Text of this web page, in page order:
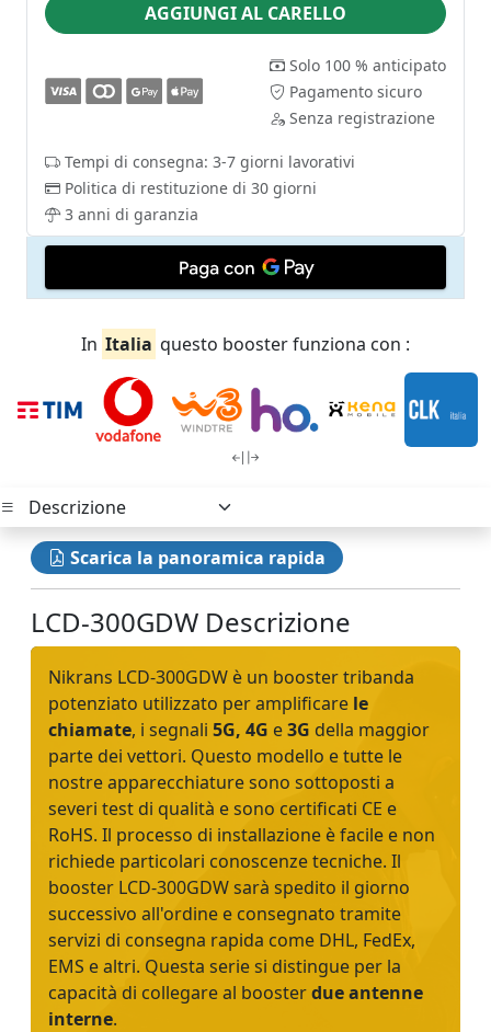
AGGIUNGI AL CARELLO
Solo 100 % anticipato
Pagamento sicuro
Senza registrazione
Tempi di consegna: 3-7 giorni lavorativi
Politica di restituzione di 30 giorni
3 anni di garanzia
In Italia questo booster funziona con :
Scarica la panoramica rapida
LCD-300GDW Descrizione
Nikrans LCD-300GDW è un booster tribanda
potenziato utilizzato per amplificare le
chiamate, i segnali 5G, 4G e3G della maggior
parte dei vettori. Questo modello e tutte le
nostre apparecchiature sono sottoposti a
severi test di qualità e sono certificati CE e
RoHS. Il processo di installazione è facile e non
richiede particolari conoscenze tecniche. Il
booster LCD-300GDW sarà spedito il giorno
successivo all'ordine e consegnato tramite
servizi di consegna rapida come DHL, FedEx,
EMS e altri. Questa serie si distingue per la
capacità di collegare al boosterdue antenne
interne.